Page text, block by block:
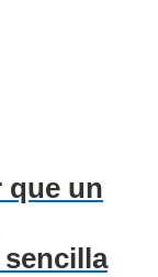
que un